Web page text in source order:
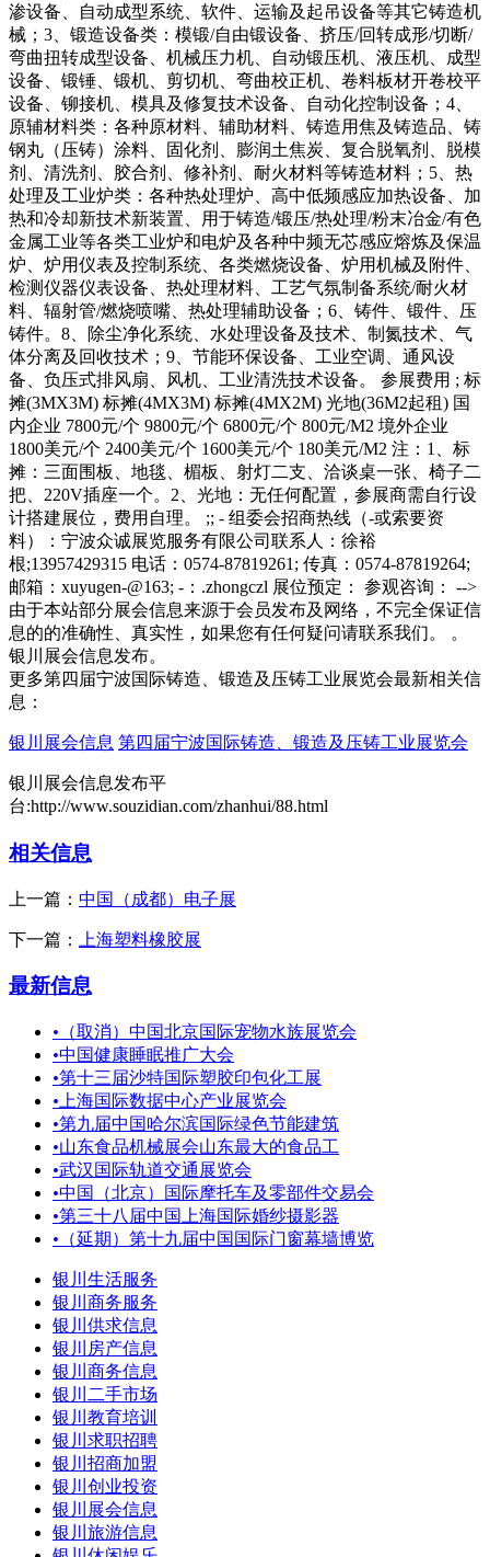
渗设备、自动成型系统、软件、运输及起吊设备等其它铸造机
械；3、锻造设备类：模锻/自由锻设备、挤压/回转成形/切断/
弯曲扭转成型设备、机械压力机、自动锻压机、液压机、成型
设备、锻锤、锻机、剪切机、弯曲校正机、卷料板材开卷校平
设备、铆接机、模具及修复技术设备、自动化控制设备；4、
原辅材料类：各种原材料、辅助材料、铸造用焦及铸造品、铸
钢丸（压铸）涂料、固化剂、膨润土焦炭、复合脱氧剂、脱模
剂、清洗剂、胶合剂、修补剂、耐火材料等铸造材料；5、热
处理及工业炉类：各种热处理炉、高中低频感应加热设备、加
热和冷却新技术新装置、用于铸造/锻压/热处理/粉末冶金/有色
金属工业等各类工业炉和电炉及各种中频无芯感应熔炼及保温
炉、炉用仪表及控制系统、各类燃烧设备、炉用机械及附件、
检测仪器仪表设备、热处理材料、工艺气氛制备系统/耐火材
料、辐射管/燃烧喷嘴、热处理辅助设备；6、铸件、锻件、压
铸件。8、除尘净化系统、水处理设备及技术、制氮技术、气
体分离及回收技术；9、节能环保设备、工业空调、通风设
备、负压式排风扇、风机、工业清洗技术设备。 参展费用 ; 标
摊(3MX3M) 标摊(4MX3M) 标摊(4MX2M) 光地(36M2起租) 国
内企业 7800元/个 9800元/个 6800元/个 800元/M2 境外企业
1800美元/个 2400美元/个 1600美元/个 180美元/M2 注：1、标
摊：三面围板、地毯、楣板、射灯二支、洽谈桌一张、椅子二
把、220V插座一个。2、光地：无任何配置，参展商需自行设
计搭建展位，费用自理。 ;; - 组委会招商热线（-或索要资
料）：宁波众诚展览服务有限公司联系人：徐裕
根;13957429315 电话：0574-87819261; 传真：0574-87819264;
邮箱：xuyugen-@163; -：.zhongczl 展位预定： 参观咨询： -->
由于本站部分展会信息来源于会员发布及网络，不完全保证信
息的的准确性、真实性，如果您有任何疑问请联系我们。 。
银川展会信息发布。
更多第四届宁波国际铸造、锻造及压铸工业展览会最新相关信
息：
银川展会信息 第四届宁波国际铸造、锻造及压铸工业展览会
银川展会信息发布平
台:http://www.souzidian.com/zhanhui/88.html
相关信息
上一篇： 中国（成都）电子展
下一篇： 上海塑料橡胶展
最新信息
• （取消）中国北京国际宠物水族展览会
•中国健康睡眠推广大会
•第十三届沙特国际塑胶印包化工展
• 上海国际数据中心产业展览会
•第九届中国哈尔滨国际绿色节能建筑
•山东食品机械展会山东最大的食品工
•武汉国际轨道交通展览会
•中国（北京）国际摩托车及零部件交易会
•第三十八届中国上海国际婚纱摄影器
• （延期）第十九届中国国际门窗幕墙博览
银川生活服务
银川商务服务
银川供求信息
银川房产信息
银川商务信息
银川二手市场
银川教育培训
银川求职招聘
银川招商加盟
银川创业投资
银川展会信息
银川旅游信息